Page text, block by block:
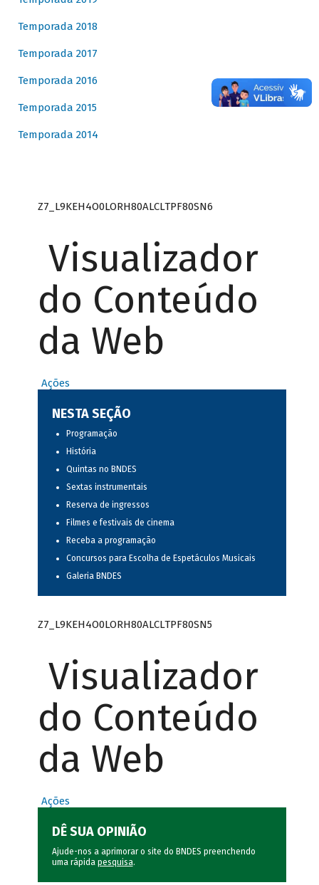
Temporada 2018
Temporada 2017
Temporada 2016
Temporada 2015
Temporada 2014
Z7_L9KEH4O0LORH80ALCLTPF80SN6
Visualizador
do Conteúdo
da Web
Ações
NESTA SEÇÃO
Programação
História
Quintas no BNDES
Sextas instrumentais
Reserva de ingressos
Filmes e festivais de cinema
Receba a programação
Concursos para Escolha de Espetáculos Musicais
Galeria BNDES
Z7_L9KEH4O0LORH80ALCLTPF80SN5
Visualizador
do Conteúdo
da Web
Ações
DÊ SUA OPINIÃO
Ajude-nos a aprimorar o site do BNDES preenchendo
uma rápida pesquisa.